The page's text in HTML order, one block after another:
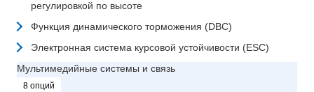
регулировкой по высоте
Функция динамического торможения (DBC)
Электронная система курсовой устойчивости (ESC)
Мультимедийные системы и связь
8 опций